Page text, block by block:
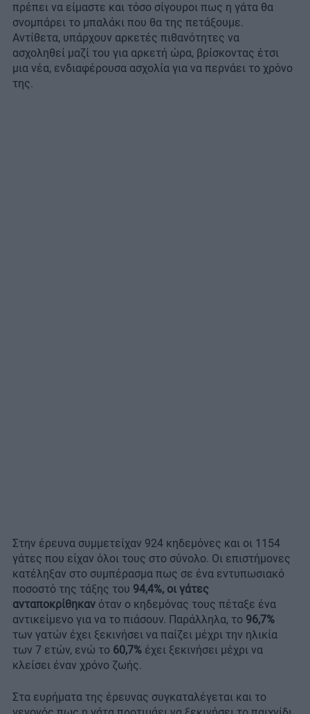
πρέπει να είμαστε και τόσο σίγουροι πως η γάτα θα
σνομπάρει το μπαλάκι που θα της πετάξουμε.
Αντίθετα, υπάρχουν αρκετές πιθανότητες να
ασχοληθεί μαζί του για αρκετή ώρα, βρίσκοντας έτσι
μια νέα, ενδιαφέρουσα ασχολία για να περνάει το χρόνο
της.
Στην έρευνα συμμετείχαν 924 κηδεμόνες και οι 1154
γάτες που είχαν όλοι τους στο σύνολο. Οι επιστήμονες
κατέληξαν στο συμπέρασμα πως σε ένα εντυπωσιακό
ποσοστό της τάξης του 94,4%, οι γάτες
ανταποκρίθηκαν όταν ο κηδεμόνας τους πέταξε ένα
αντικείμενο για να το πιάσουν. Παράλληλα, το 96,7%
των γατών έχει ξεκινήσει να παίζει μέχρι την ηλικία
των 7 ετών, ενώ το 60,7% έχει ξεκινήσει μέχρι να
κλείσει έναν χρόνο ζωής.
Στα ευρήματα της έρευνας συγκαταλέγεται και το